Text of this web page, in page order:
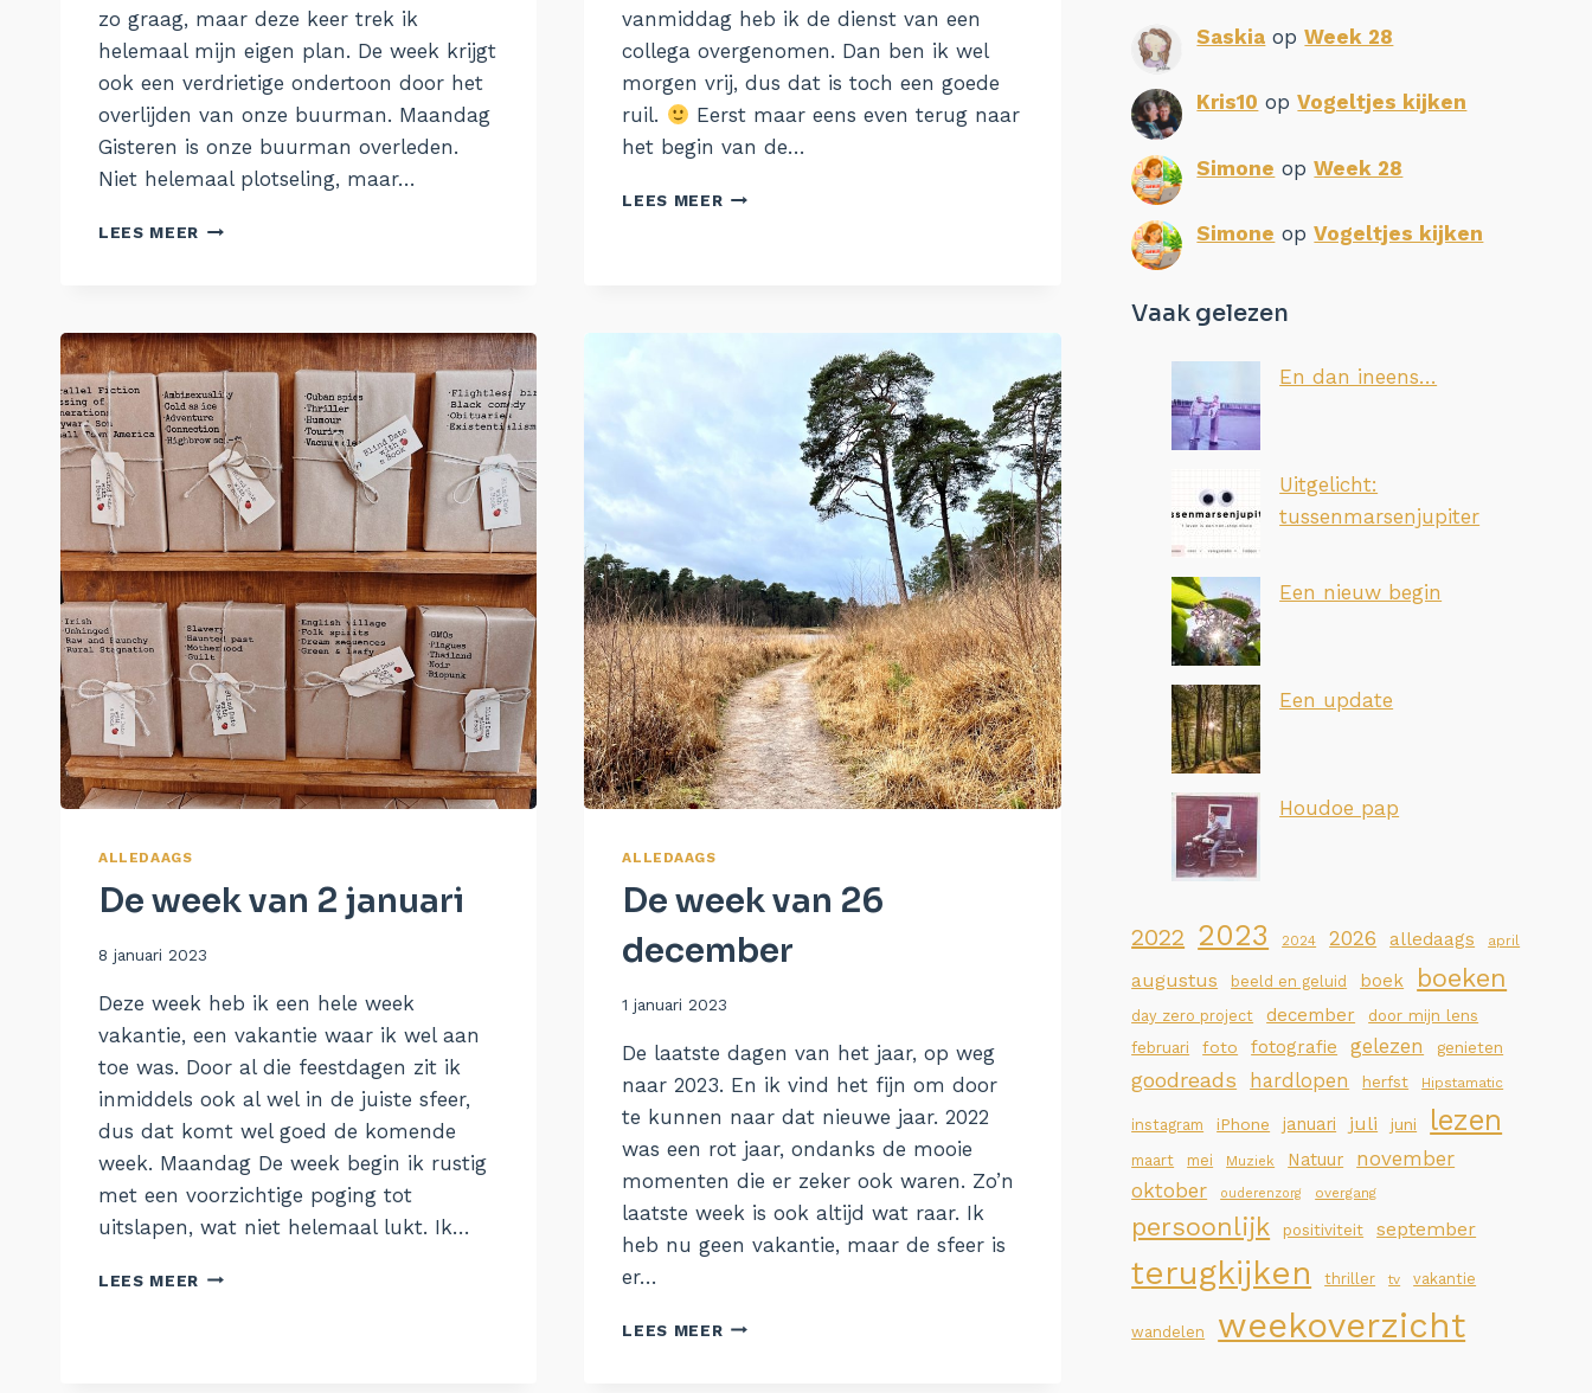
zo graag, maar deze keer trek ik
helemaal mijn eigen plan. De week krijgt
ook een verdrietige ondertoon door het
overlijden van onze buurman. Maandag
Gisteren is onze buurman overleden.
Niet helemaal plotseling, maar…
LEES MEER DE
vanmiddag heb ik de dienst van een
collega overgenomen. Dan ben ik wel
morgen vrij, dus dat is toch een goede
ruil.
Eerst maar eens even terug naar
het begin van de…
LEES MEERDE
ALLEDAAGS
De week van 2 januari
Door
8 januari 2023
Deze week heb ik een hele week
vakantie, een vakantie waar ik wel aan
toe was. Door al die feestdagen zit ik
inmiddels ook al wel in de juiste sfeer,
dus dat komt wel goed de komende
week. Maandag De week begin ik rustig
met een voorzichtige poging tot
uitslapen, wat niet helemaal lukt. Ik…
LEES MEER DE
ALLEDAAGS
De week van 26
december
Door
1 januari 2023
De laatste dagen van het jaar, op weg
naar 2023. En ik vind het fijn om door
te kunnen naar dat nieuwe jaar. 2022
was een rot jaar, ondanks de mooie
momenten die er zeker ook waren. Zo’n
laatste week is ook altijd wat raar. Ik
heb nu geen vakantie, maar de sfeer is
er…
LEES MEERDE
Saskia opWeek 28
Kris10 opVogeltjes kijken
Simone opWeek 28
Simone opVogeltjes kijken
Vaak gelezen
En dan ineens…
Uitgelicht:
tussenmarsenjupiter
Een nieuw begin
Een update
Houdoe pap
2022 2023 2024 2026 alledaags april
augustus beeld en geluid boek boeken
day zero project december
door mijn lens
februari
foto fotografie gelezen genieten
goodreads hardlopen herfst Hipstamatic
instagram iPhone januari juli juni lezen
maart mei Muziek Natuur
november
oktober
ouderenzorg overgang
persoonlijk positiviteit september
terugkijken thriller tv vakantie
wandelen weekoverzicht